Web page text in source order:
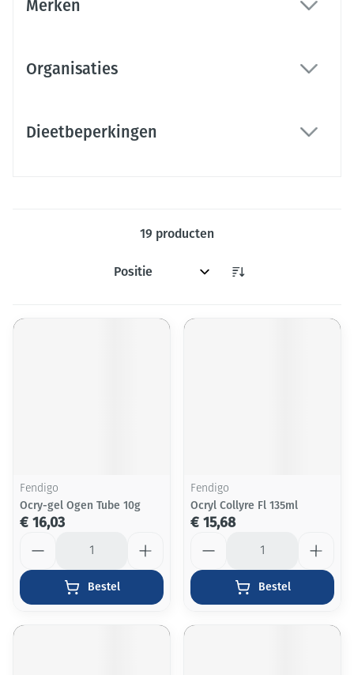
Merken
Organisaties
Dieetbeperkingen
19 producten
Sorteer op:
Fendigo
Ocry-gel Ogen Tube 10g
€ 16,03
Bestel
Fendigo
Ocryl Collyre Fl 135ml
€ 15,68
Bestel